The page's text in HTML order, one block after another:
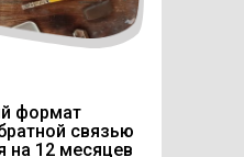
формат
связью
на 12 месяцев